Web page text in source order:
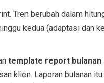
Tren berubah dalam
kedua (adaptasi dan
template report bulanan
klien. Laporan bulanan